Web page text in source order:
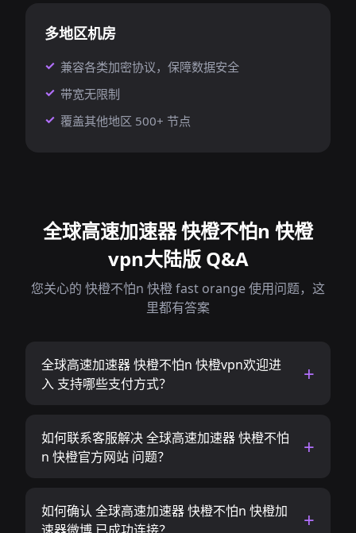
多地区机房
兼容各类加密协议，保障数据安全
带宽无限制
覆盖其他地区 500+ 节点
全球高速加速器 快橙不怕n 快橙
vpn大陆版 Q&A
您关心的 快橙不怕n 快橙 fast orange 使用问题，这
里都有答案
全球高速加速器 快橙不怕n 快橙vpn欢迎进
入 支持哪些支付方式？
如何联系客服解决 全球高速加速器 快橙不怕
n 快橙官方网站 问题？
如何确认 全球高速加速器 快橙不怕n 快橙加